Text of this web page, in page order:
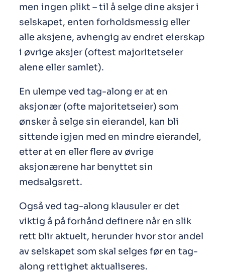
men ingen plikt – til å selge dine aksjer i
selskapet, enten forholdsmessig eller
alle aksjene, avhengig av endret eierskap
i øvrige aksjer (oftest majoritetseier
alene eller samlet).
En ulempe ved tag-along er at en
aksjonær (ofte majoritetseier) som
ønsker å selge sin eierandel, kan bli
sittende igjen med en mindre eierandel,
etter at en eller flere av øvrige
aksjonærene har benyttet sin
medsalgsrett.
Også ved tag-along klausuler er det
viktig å på forhånd definere når en slik
rett blir aktuelt, herunder hvor stor andel
av selskapet som skal selges før en tag-
along rettighet aktualiseres.